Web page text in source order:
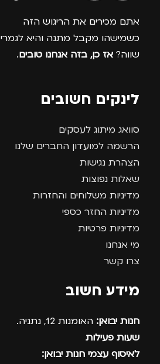
אתם מכירים את הריגוש הזה
כשמישהו מקבל מתנה והיא לגמרי
שווה? אז כן, בזה אנחנו טובים.
לינקים חשובים
סוואג מיתוג לעסקים
הרשמה למועדון החברים שלנו
הצהרת נגישות
שאלות נפוצות
מדיניות משלוחים והחזרות
מדיניות החזר כספי
מדיניות פרטיות
מי אנחנו
צרו קשר
מידע חשוב
חנות יבואן: האומנות 12, נתניה.
שעות פעילות
לאיסוף עצמי חנות יבואן: